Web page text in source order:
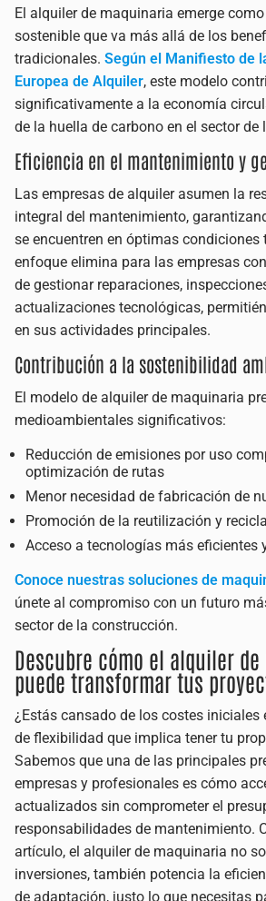
El alquiler de maquinaria emerge
sostenible que va más allá de los
tradicionales. Según el Manifiesto de
Europea de Alquiler, este modelo
significativamente a la economía
de la huella de carbono en el sector de
Eficiencia en el mantenimiento y
Las empresas de alquiler asumen la
integral del mantenimiento,
se encuentren en óptimas condiciones
enfoque elimina para las empresas
de gestionar reparaciones,
actualizaciones tecnológicas,
en sus actividades principales.
Contribución a la sostenibilidad
El modelo de alquiler de maquinaria
medioambientales significativos:
Reducción de emisiones por uso
optimización de rutas
Menor necesidad de fabricación de
Promoción de la reutilización y
Acceso a tecnologías más eficientes
Conoce nuestras soluciones de
únete al compromiso con un futuro
sector de la construcción.
Descubre cómo el alquiler
puede transformar tus
¿Estás cansado de los costes iniciales
de flexibilidad que implica tener tu
Sabemos que una de las principales
empresas y profesionales es cómo
actualizados sin comprometer el
responsabilidades de mantenimiento.
artículo, el alquiler de maquinaria no
inversiones, también potencia la
de adaptación, justo lo que necesitas